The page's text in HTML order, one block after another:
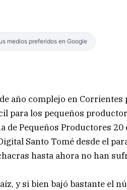
medios preferidos en Google
año complejo en Corrientes
para los pequeños
Pequeños Productores 20
Santo Tomé desde el
hasta ahora no han
y si bien bajó bastante el